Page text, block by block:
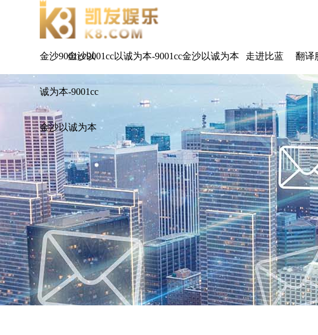
金沙9001cc以
诚为本-9001cc
金沙以诚为本
金沙9001cc以诚为本-9001cc金沙以诚为本 走进比蓝 翻译